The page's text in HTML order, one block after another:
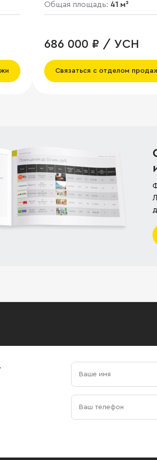
Общая площадь: 41 м²
686 000 ₽ / УСН
Связаться с отделом